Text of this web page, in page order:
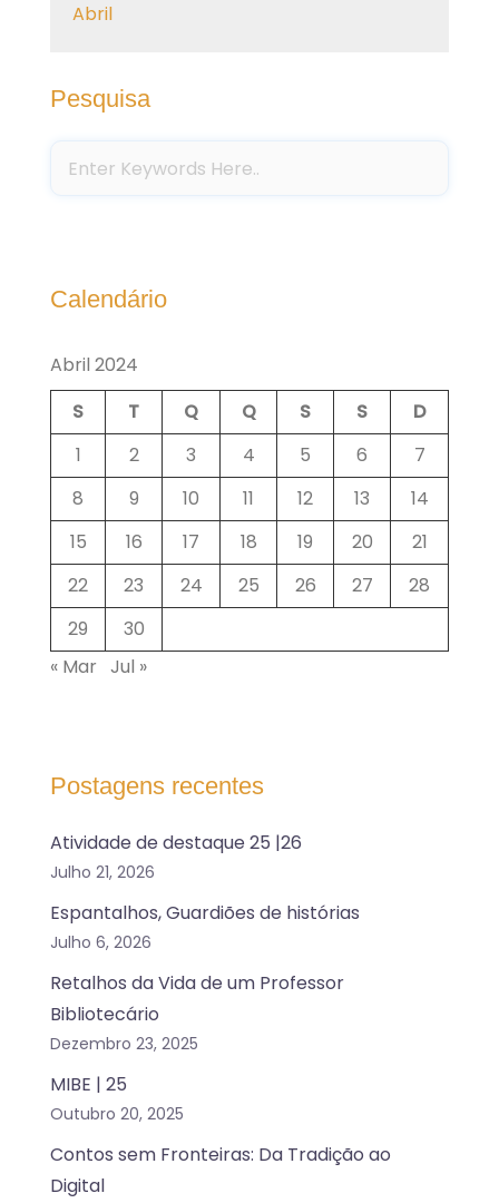
Abril
Pesquisa
Calendário
Abril 2024
S
T Q Q S S
D
1
2 3 4 5 6
7
8
9 10 11 12 13
14
15
16 17 18 19 20
21
22
23 24 25 26 27
28
29
30
« Mar Jul »
Postagens recentes
Atividade de destaque 25 |26
Julho 21, 2026
Espantalhos, Guardiões de histórias
Julho 6, 2026
Retalhos da Vida de um Professor
Bibliotecário
Dezembro 23, 2025
MIBE | 25
Outubro 20, 2025
Contos sem Fronteiras: Da Tradição ao
Digital